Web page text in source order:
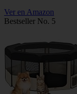
Ver en Amazon
Bestseller No. 5